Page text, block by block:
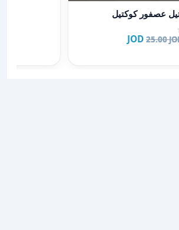
ببغاء كوكتيل عصفور كوكتيل
عصفور كوكتيل
25.00